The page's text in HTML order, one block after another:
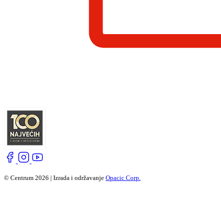
© Centrum 2026 | Izrada i održavanje Opacic Corp.